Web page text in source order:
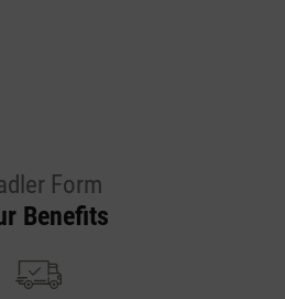
Form
Benefits